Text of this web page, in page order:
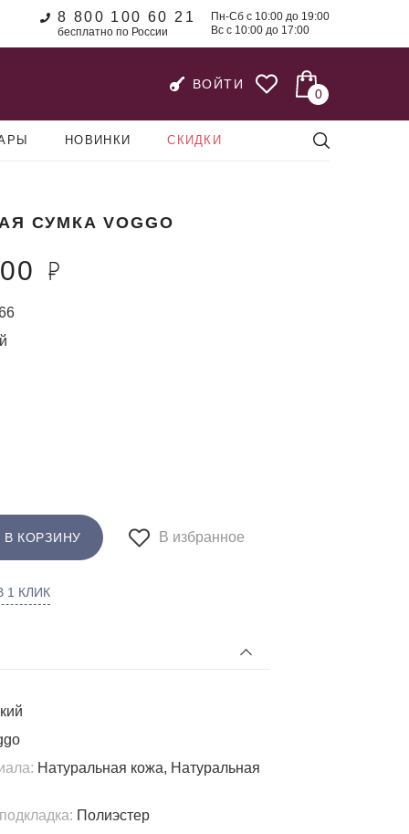
8 800 100 60 21
бесплатно по России
Пн-Сб с 10:00 до 19:00
Вс с 10:00 до 17:00
ВОЙТИ
0
НОВИНКИ СКИДКИ
СУМКА VOGGO
КОРЗИНУ В избранное
1 КЛИК
Натуральная кожа, Натуральная
Полиэстер